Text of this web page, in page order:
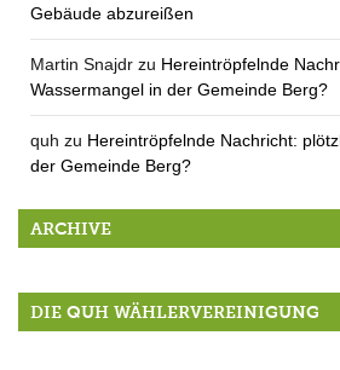
Gebäude abzureißen
Martin Snajdr zu Hereintröpfelnde
Wassermangel in der Gemeinde Berg?
quh zu Hereintröpfelnde Nachricht:
der Gemeinde Berg?
ARCHIVE
DIE QUH WÄHLERVEREINIGUNG